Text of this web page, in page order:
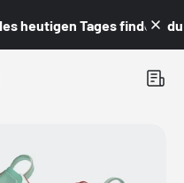
heutigen Tages findest du